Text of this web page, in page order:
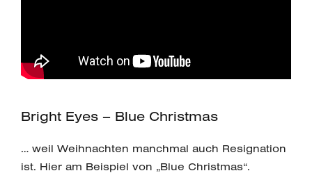
Bright Eyes – Blue Christmas
… weil Weihnachten manchmal auch Resignation
ist. Hier am Beispiel von „Blue Christmas“.